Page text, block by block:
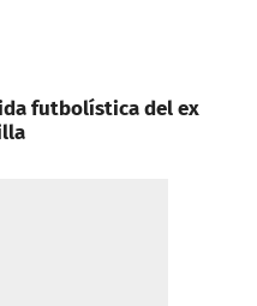
futbolística del ex